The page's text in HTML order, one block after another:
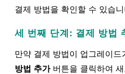
결제 방법을 확인할 수 있습
세 번째 단계: 결제 방법
만약 결제 방법이 업그레이드
방법 추가버튼을 클릭하여